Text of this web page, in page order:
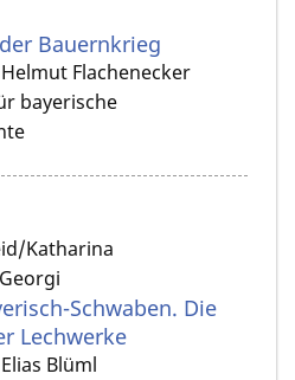
Bauernkrieg
Flachenecker
bayerische
Katharina
Schwaben. Die
Lechwerke
Blüml